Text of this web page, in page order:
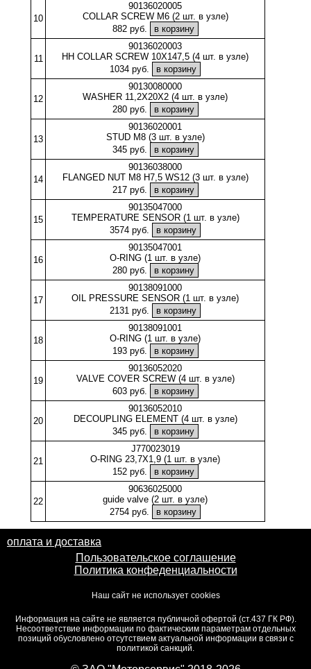
10
90136020005
COLLAR SCREW M6 (2 шт. в узле)
882 руб.
11
90136020003
HH COLLAR SCREW 10X147,5 (4 шт. в узле)
1034 руб.
12
90130080000
WASHER 11,2X20X2 (4 шт. в узле)
280 руб.
13
90136020001
STUD M8 (3 шт. в узле)
345 руб.
14
90136038000
FLANGED NUT M8 H7,5 WS12 (3 шт. в узле)
217 руб.
15
90135047000
TEMPERATURE SENSOR (1 шт. в узле)
3574 руб.
16
90135047001
O-RING (1 шт. в узле)
280 руб.
17
90138091000
OIL PRESSURE SENSOR (1 шт. в узле)
2131 руб.
18
90138091001
O-RING (1 шт. в узле)
193 руб.
19
90136052020
VALVE COVER SCREW (4 шт. в узле)
603 руб.
20
90136052010
DECOUPLING ELEMENT (4 шт. в узле)
345 руб.
21
J770023019
O-RING 23,7X1,9 (1 шт. в узле)
152 руб.
22
90636025000
guide valve (2 шт. в узле)
2754 руб.
оплата и доставка
Пользовательское соглашение
Политика конфеденциальности
Наш сайт не использует cookies
Информация на сайте не является публичной офертой (ст.437 ГК РФ).
Несоответствие информации по фактическим параметрам отдельных
позиций обусловлено отсутствием актуальной информации в связи с
политикой санкций.